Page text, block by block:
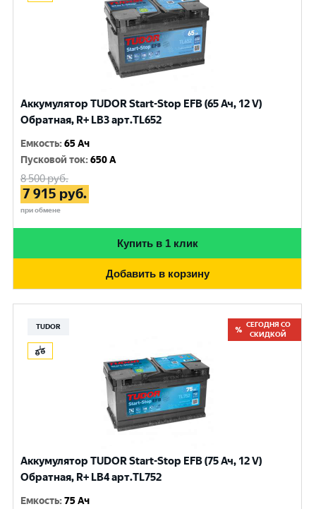
Аккумулятор TUDOR Start-Stop EFB (65 Ач, 12 V)
Обратная, R+ LB3 арт.TL652
Емкость:65 Ач
Пусковой ток:650 A
8 500руб.
7 915 руб.
при обмене
Купить в 1 клик
Добавить в корзину
TUDOR
СЕГОДНЯ СО
СКИДКОЙ
Аккумулятор TUDOR Start-Stop EFB (75 Ач, 12 V)
Обратная, R+ LB4 арт.TL752
Емкость:75 Ач